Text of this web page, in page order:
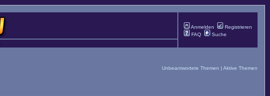
Anmelden
Registrieren
FAQ
Suche
Unbeantwortete Themen | Aktive Themen